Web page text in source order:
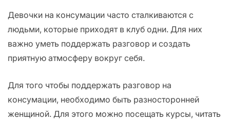
Девочки на консумации часто сталкиваются с
людьми, которые приходят в клуб одни. Для них
важно уметь поддержать разговор и создать
приятную атмосферу вокруг себя.
Для того чтобы поддержать разговор на
консумации, необходимо быть разносторонней
женщиной. Для этого можно посещать курсы, читать